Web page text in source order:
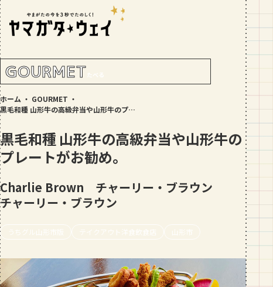
RANKING!
地元民が選ぶ山形県ラーメン人気店
【30選】ランキング付き
GOURMET
おすすめ！山形のそば【23選】地元民
の人気ランキング付！～日刊ヤマガタ
GOURMET
【お肉をやわらかくする方法10選】結
せセットも！
TRIP
【写真付き】山寺の階段はきつい？階
段数や所要時間をご紹介！
GOURMET たべる
ホーム ・ GOURMET ・
黒毛和種 山形牛の高級弁当や山形牛のプレートがお勧め。
黒毛和種 山形牛の高級弁当や山形牛の
プレートがお勧め。
Charlie Brown チャーリー・ブラウン
チャーリー・ブラウン
うちグル山形市版 テイクアウト洋食飲食店 山形市